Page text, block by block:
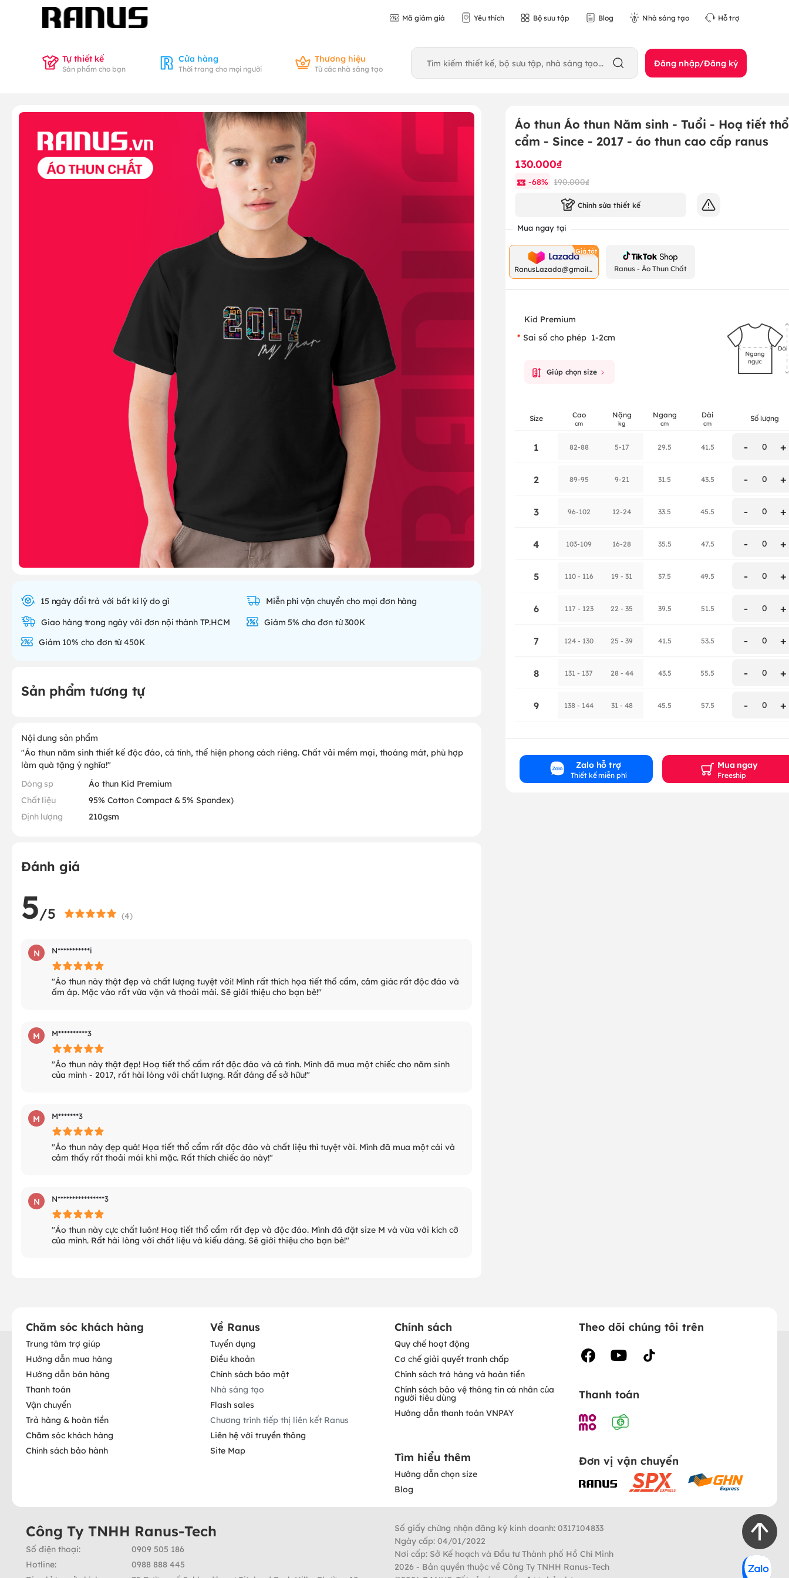
Mã giảm giá Yêu thích Bộ sưu tập Blog Nhà sáng tạo Hỗ trợ
Tự thiết kế
Sản phẩm cho bạn
Cửa hàng
Thời trang cho mọi người
Thương hiệu
Từ các nhà sáng tạo Đăng nhập/Đăng ký
15 ngày đổi trả với bất kì lý do gì
Miễn phí vận chuyển cho mọi đơn hàng
Giao hàng trong ngày với đơn nội thành TP.HCM
Giảm 5% cho đơn từ 300K
Giảm 10% cho đơn từ 450K
Sản phẩm tương tự
Nội dung sản phẩm
"Áo thun năm sinh thiết kế độc đáo, cá tính, thể hiện phong cách riêng. Chất vải mềm mại, thoáng mát, phù hợp
làm quà tặng ý nghĩa!"
Dòng sp
Áo thun Kid Premium
Chất liệu
95% Cotton Compact & 5% Spandex)
Định lượng
210gsm
Đánh giá
5/5 (4)
N N***********i
"Áo thun này thật đẹp và chất lượng tuyệt vời! Mình rất thích họa tiết thổ cẩm, cảm giác rất độc đáo và
ấm áp. Mặc vào rất vừa vặn và thoải mái. Sẽ giới thiệu cho bạn bè!"
M M**********3
"Áo thun này thật đẹp! Hoạ tiết thổ cẩm rất độc đáo và cá tính. Mình đã mua một chiếc cho năm sinh
của mình - 2017, rất hài lòng với chất lượng. Rất đáng để sở hữu!"
M M*******3
"Áo thun này đẹp quá! Họa tiết thổ cẩm rất độc đáo và chất liệu thì tuyệt vời. Mình đã mua một cái và
cảm thấy rất thoải mái khi mặc. Rất thích chiếc áo này!"
N N****************3
"Áo thun này cực chất luôn! Hoạ tiết thổ cẩm rất đẹp và độc đáo. Mình đã đặt size M và vừa với kích cỡ
của mình. Rất hài lòng với chất liệu và kiểu dáng. Sẽ giới thiệu cho bạn bè!"
Áo thun Áo thun Năm sinh - Tuổi - Hoạ tiết thổ
cẩm - Since - 2017 - áo thun cao cấp ranus
130.000₫
-68% 190.000₫
Chỉnh sửa thiết kế
Mua ngay tại
RanusLazada@gmail.
com
Ranus - Áo Thun Chất
Kid Premium
Sai số cho phép 1-2cm
Giúp chọn size
Size Cao
cm
Nặng
kg
Ngang
cm
Dài
cm Số lượng
1 82-88 5-17 29.5 41.5 - 0 +
2 89-95 9-21 31.5 43.5 - 0 +
3 96-102 12-24 33.5 45.5 - 0 +
4 103-109 16-28 35.5 47.5 - 0 +
5 110 - 116 19 - 31 37.5 49.5 - 0 +
6 117 - 123 22 - 35 39.5 51.5 - 0 +
7 124 - 130 25 - 39 41.5 53.5 - 0 +
8 131 - 137 28 - 44 43.5 55.5 - 0 +
9 138 - 144 31 - 48 45.5 57.5 - 0 +
Zalo hỗ trợ
Thiết kế miễn phí
Mua ngay
Freeship
Chăm sóc khách hàng
Trung tâm trợ giúp
Hướng dẫn mua hàng
Hướng dẫn bán hàng
Thanh toán
Vận chuyển
Trả hàng & hoàn tiền
Chăm sóc khách hàng
Chính sách bảo hành
Về Ranus
Tuyển dụng
Điều khoản
Chính sách bảo mật
Nhà sáng tạo
Flash sales
Chương trình tiếp thị liên kết Ranus
Liên hệ với truyền thông
Site Map
Chính sách
Quy chế hoạt động
Cơ chế giải quyết tranh chấp
Chính sách trả hàng và hoàn tiền
Chính sách bảo vệ thông tin cá nhân của
người tiêu dùng
Hướng dẫn thanh toán VNPAY
Tìm hiểu thêm
Hướng dẫn chọn size
Blog
Theo dõi chúng tôi trên
Thanh toán
Đơn vị vận chuyển
Công Ty TNHH Ranus-Tech
Số điện thoại:
0909 505 186
Hotline:
0988 888 445
Số giấy chứng nhận đăng ký kinh doanh: 0317104833
Ngày cấp: 04/01/2022
Nơi cấp: Sở Kế hoạch và Đầu tư Thành phố Hồ Chí Minh
2026 - Bản quyền thuộc về Công Ty TNHH Ranus-Tech